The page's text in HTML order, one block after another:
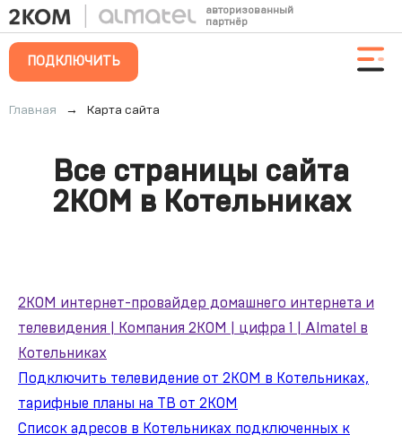
авторизованный
партнёр
ПОДКЛЮЧИТЬ
Главная → Карта сайта
Все страницы сайта
2КОМ в Котельниках
Список
страниц
2КОМ интернет-провайдер домашнего интернета и
телевидения | Компания 2КОМ | цифра 1 | Almatel в
Котельниках
Подключить телевидение от 2КОМ в Котельниках,
тарифные планы на ТВ от 2КОМ
Список адресов в Котельниках подключенных к